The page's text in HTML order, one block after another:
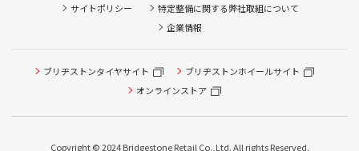
サイトポリシー
特定整備に関する弊社取組について
企業情報
ブリヂストンタイヤサイト
ブリヂストンホイールサイト
オンラインストア
Copyright © 2024 Bridgestone Retail Co.,Ltd. All rights Reserved.
タイヤ点検・安全点検/タイヤ履き替え/オイル交換/その他
ピット作業の予約